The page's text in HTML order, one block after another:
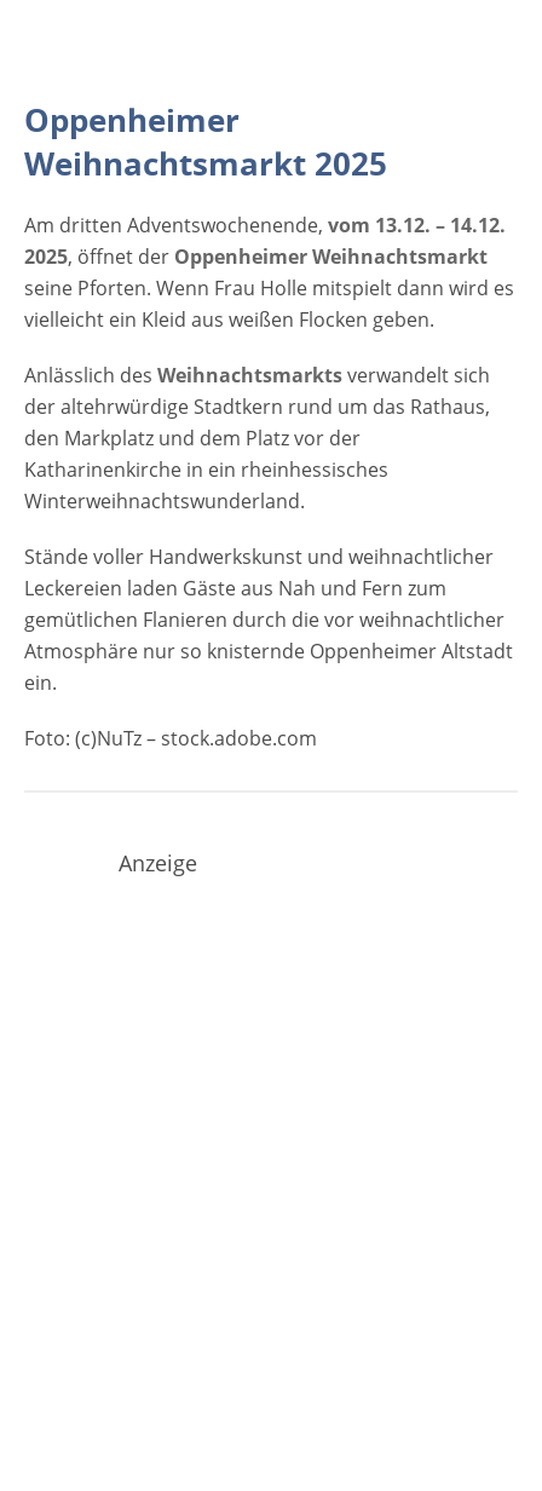
Oppenheimer
Weihnachtsmarkt 2025
Am dritten Adventswochenende, vom 13.12. – 14.12.
2025, öffnet der Oppenheimer Weihnachtsmarkt
seine Pforten. Wenn Frau Holle mitspielt dann wird es
vielleicht ein Kleid aus weißen Flocken geben.
Anlässlich des Weihnachtsmarktsverwandelt sich
der altehrwürdige Stadtkern rund um das Rathaus,
den Markplatz und dem Platz vor der
Katharinenkirche in ein rheinhessisches
Winterweihnachtswunderland.
Stände voller Handwerkskunst und weihnachtlicher
Leckereien laden Gäste aus Nah und Fern zum
gemütlichen Flanieren durch die vor weihnachtlicher
Atmosphäre nur so knisternde Oppenheimer Altstadt
ein.
Foto: (c)NuTz – stock.adobe.com
Anzeige